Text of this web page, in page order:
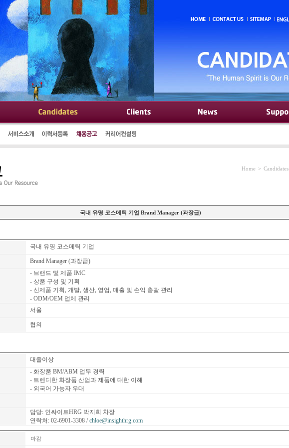
Home > Candidates
국내 유명 코스메틱 기업 Brand Manager (과장급)
국내 유명 코스메틱 기업
Brand Manager (과장급)
- 브랜드 및 제품 IMC
- 상품 구성 및 기획
- 신제품 기획, 개발, 생산, 영업, 매출 및 손익 총괄 관리
- ODM/OEM 업체 관리
서울
협의
대졸이상
- 화장품 BM/ABM 업무 경력
- 트렌디한 화장품 산업과 제품에 대한 이해
- 외국어 가능자 우대
담당: 인싸이트HRG 박지희 차장
연락처: 02-6901-3308 /chloe@insighthrg.com
마감